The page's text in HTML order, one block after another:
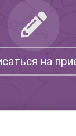
на